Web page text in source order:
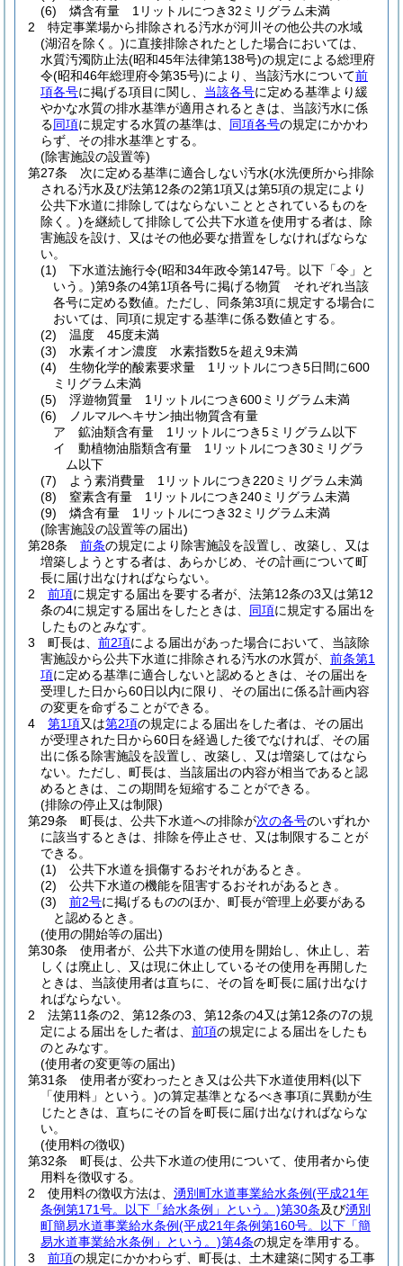
(6)
燐含有量 1リットルにつき32ミリグラム未満
2
特定事業場から排除される汚水が河川その他公共の水域
(湖沼を除く。)に直接排除されたとした場合においては、
水質汚濁防止法(昭和45年法律第138号)の規定による総理府
令(昭和46年総理府令第35号)により、当該汚水について前
項各号に掲げる項目に関し、 当該各号に定める基準より緩
やかな水質の排水基準が適用されるときは、当該汚水に係
る同項に規定する水質の基準は、 同項各号の規定にかかわ
らず、その排水基準とする。
(除害施設の設置等)
第27条
次に定める基準に適合しない汚水(水洗便所から排除
される汚水及び法第12条の2第1項又は第5項の規定により
公共下水道に排除してはならないこととされているものを
除く。)を継続して排除して公共下水道を使用する者は、除
害施設を設け、又はその他必要な措置をしなければならな
い。
(1)
下水道法施行令(昭和34年政令第147号。以下「令」と
いう。)第9条の4第1項各号に掲げる物質 それぞれ当該
各号に定める数値。 ただし、同条第3項に規定する場合に
おいては、同項に規定する基準に係る数値とする。
(2)
温度 45度未満
(3)
水素イオン濃度 水素指数5を超え9未満
(4)
生物化学的酸素要求量 1リットルにつき5日間に600
ミリグラム未満
(5)
浮遊物質量 1リットルにつき600ミリグラム未満
(6)
ノルマルヘキサン抽出物質含有量
ア
鉱油類含有量 1リットルにつき5ミリグラム以下
イ
動植物油脂類含有量 1リットルにつき30ミリグラ
ム以下
(7)
よう素消費量 1リットルにつき220ミリグラム未満
(8)
窒素含有量 1リットルにつき240ミリグラム未満
(9)
燐含有量 1リットルにつき32ミリグラム未満
(除害施設の設置等の届出)
第28条
前条の規定により除害施設を設置し、改築し、又は
増築しようとする者は、あらかじめ、その計画について町
長に届け出なければならない。
2
前項に規定する届出を要する者が、法第12条の3又は第12
条の4に規定する届出をしたときは、 同項に規定する届出を
したものとみなす。
3
町長は、 前2項による届出があった場合において、当該除
害施設から公共下水道に排除される汚水の水質が、 前条第1
項に定める基準に適合しないと認めるときは、その届出を
受理した日から60日以内に限り、その届出に係る計画内容
の変更を命ずることができる。
4
第1項又は第2項の規定による届出をした者は、その届出
が受理された日から60日を経過した後でなければ、その届
出に係る除害施設を設置し、改築し、又は増築してはなら
ない。 ただし、町長は、当該届出の内容が相当であると認
めるときは、この期間を短縮することができる。
(排除の停止又は制限)
第29条
町長は、公共下水道への排除が次の各号のいずれか
に該当するときは、排除を停止させ、又は制限することが
できる。
(1)
公共下水道を損傷するおそれがあるとき。
(2)
公共下水道の機能を阻害するおそれがあるとき。
(3)
前2号に掲げるもののほか、町長が管理上必要がある
と認めるとき。
(使用の開始等の届出)
第30条
使用者が、公共下水道の使用を開始し、休止し、若
しくは廃止し、又は現に休止しているその使用を再開した
ときは、当該使用者は直ちに、その旨を町長に届け出なけ
ればならない。
2
法第11条の2、第12条の3、第12条の4又は第12条の7の規
定による届出をした者は、 前項の規定による届出をしたも
のとみなす。
(使用者の変更等の届出)
第31条
使用者が変わったとき又は公共下水道使用料(以下
「使用料」という。)の算定基準となるべき事項に異動が生
じたときは、直ちにその旨を町長に届け出なければならな
い。
(使用料の徴収)
第32条
町長は、公共下水道の使用について、使用者から使
用料を徴収する。
2
使用料の徴収方法は、 湧別町水道事業給水条例(平成21年
条例第171号。以下「給水条例」という。)第30条及び湧別
町簡易水道事業給水条例(平成21年条例第160号。以下「簡
易水道事業給水条例」という。)第4条の規定を準用する。
3
前項の規定にかかわらず、町長は、土木建築に関する工事